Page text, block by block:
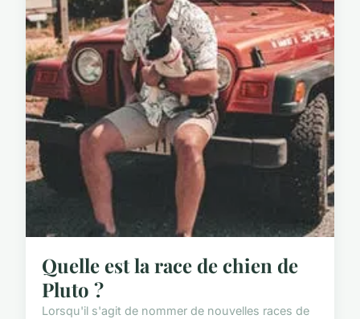
Quelle est la race de chien de
Pluto ?
Lorsqu'il s'agit de nommer de nouvelles races de